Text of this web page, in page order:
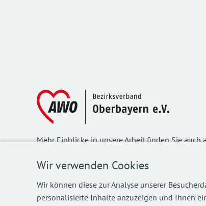
Wir verwenden Cookies
Wir können diese zur Analyse unserer
personalisierte Inhalte anzuzeigen und Ihnen
Mehr Einblicke in unsere Arbeit finden Sie auch
©2026AWO Bezirksverband Oberbayern e.V.